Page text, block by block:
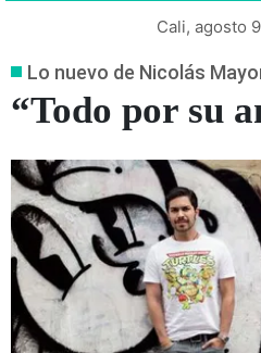
Cali, agosto
Lo nuevo de Nicolás
“Todo por su